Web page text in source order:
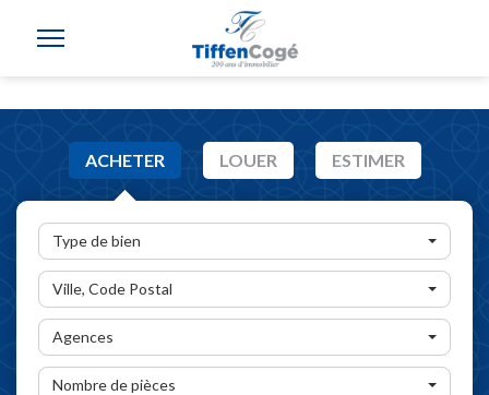
ACHETER LOUER ESTIMER
Type de bien
Ville, Code Postal
Agences
Nombre de pièces